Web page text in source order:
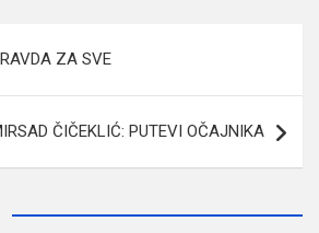
ZA SVE
ČIČEKLIĆ: PUTEVI OČAJNIKA